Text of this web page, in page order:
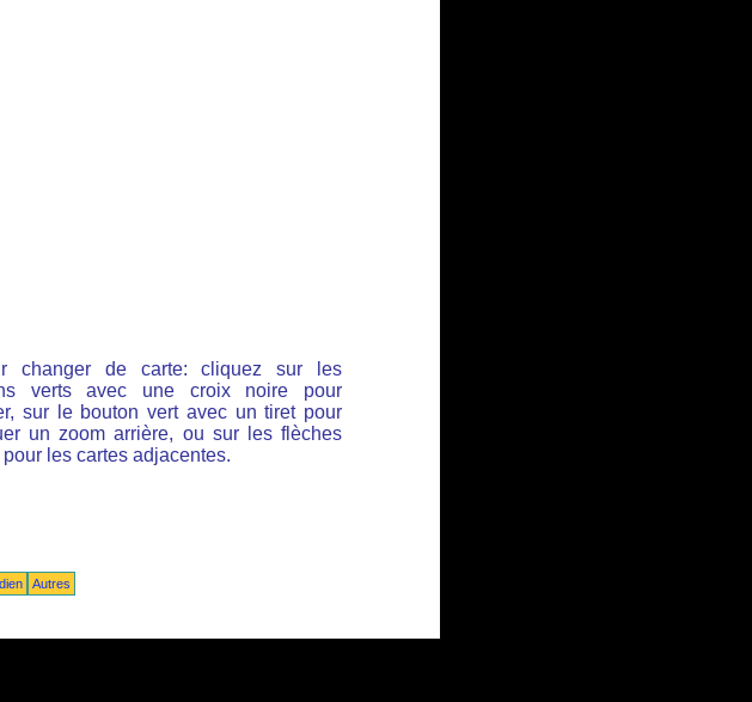
changer de carte: cliquez sur les
verts avec une croix noire pour
sur le bouton vert avec un tiret pour
un zoom arrière, ou sur les flèches
les cartes adjacentes.
Autres